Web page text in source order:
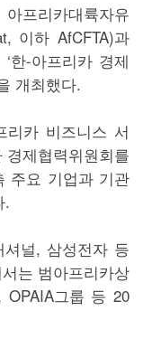
프리카대륙자유
이하 AfCFTA)과
한-아프리카 경제
개최했다.
리카 비즈니스 서
경제협력위원회를
주요 기업과 기관
.
널, 삼성전자 등
는 범아프리카상
OPAIA그룹 등 20